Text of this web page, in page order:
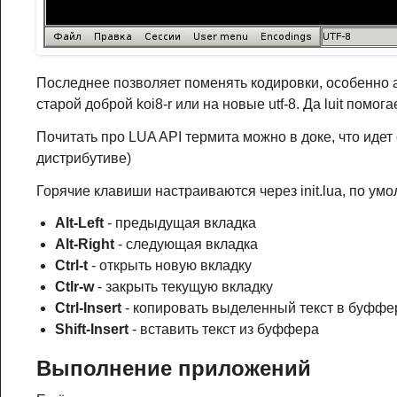
Последнее позволяет поменять кодировки, особенно
старой доброй koi8-r или на новые utf-8. Да luit
Почитать про LUA API термита можно в доке, что
дистрибутиве)
Горячие клавиши настраиваются через init.lua, по
Alt-Left- предыдущая вкладка
Alt-Right- следующая вкладка
Ctrl-t- открыть новую вкладку
Ctlr-w- закрыть текущую вкладку
Ctrl-Insert- копировать выделенный текст в
Shift-Insert- вставить текст из буффера
Выполнение приложений